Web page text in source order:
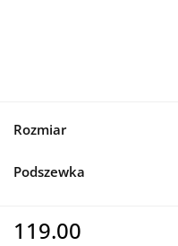
Rozmiar
Podszewka
119.00